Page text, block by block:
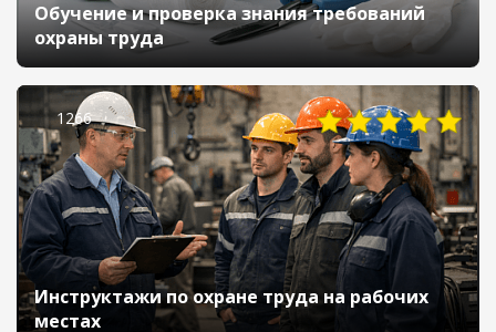
Обучение и проверка знания требований
охраны труда
1266
Инструктажи по охране труда на рабочих
местах